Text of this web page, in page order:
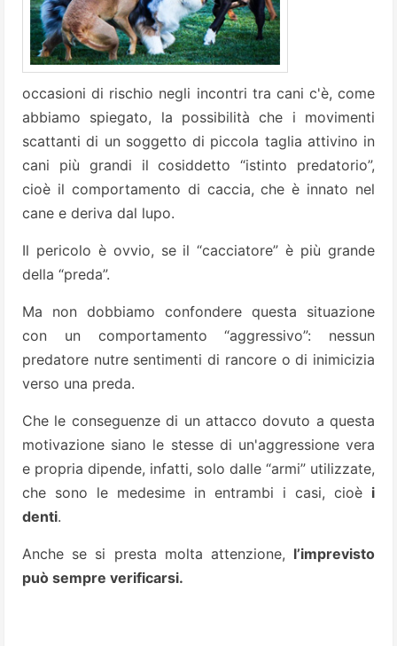
occasioni di rischio negli incontri tra cani c'è, come
abbiamo spiegato, la possibilità che i movimenti
scattanti di un soggetto di piccola taglia attivino in
cani più grandi il cosiddetto “istinto predatorio”,
cioè il comportamento di caccia, che è innato nel
cane e deriva dal lupo.
Il pericolo è ovvio, se il “cacciatore” è più grande
della “preda”.
Ma non dobbiamo confondere questa situazione
con un comportamento “aggressivo”: nessun
predatore nutre sentimenti di rancore o di inimicizia
verso una preda.
Che le conseguenze di un attacco dovuto a questa
motivazione siano le stesse di un'aggressione vera
e propria dipende, infatti, solo dalle “armi” utilizzate,
che sono le medesime in entrambi i casi, cioè i
denti.
Anche se si presta molta attenzione, l’imprevisto
può sempre verificarsi.